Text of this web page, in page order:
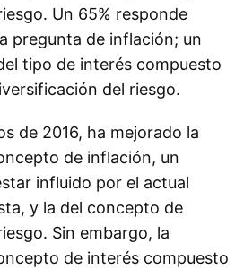
Un 65% responde
pregunta de inflación; un
tipo de interés compuesto
del riesgo.
de 2016, ha mejorado la
de inflación, un
influido por el actual
y la del concepto de
Sin embargo, la
de interés compuesto